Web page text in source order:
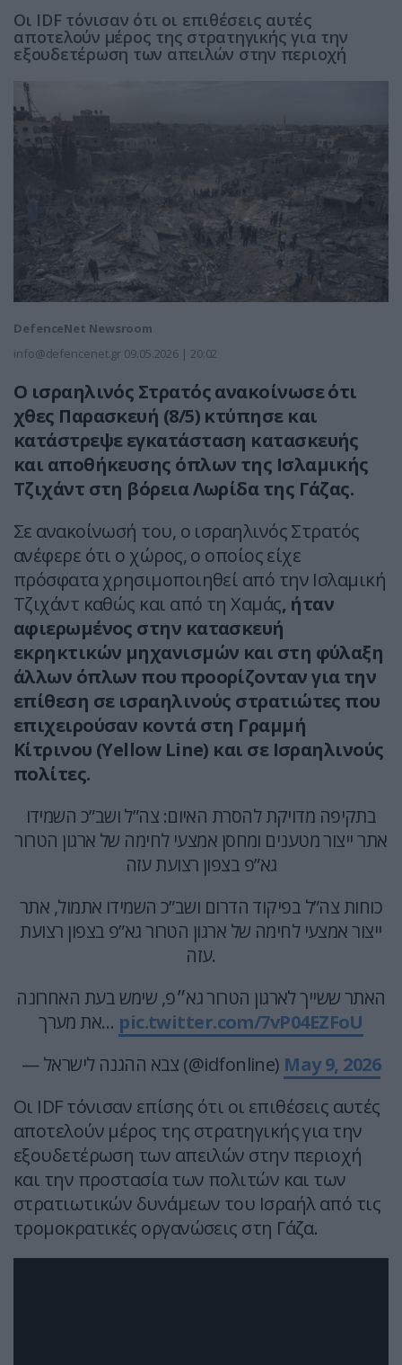
Οι IDF τόνισαν ότι οι επιθέσεις αυτές
αποτελούν μέρος της στρατηγικής για την
εξουδετέρωση των απειλών στην περιοχή
DefenceNet Newsroom
info@defencenet.gr 09.05.2026 | 20:02
Ο ισραηλινός Στρατός ανακοίνωσε ότι
χθες Παρασκευή (8/5) κτύπησε και
κατάστρεψε εγκατάσταση κατασκευής
και αποθήκευσης όπλων της Ισλαμικής
Τζιχάντ στη βόρεια Λωρίδα της Γάζας.
Σε ανακοίνωσή του, ο ισραηλινός Στρατός
ανέφερε ότι ο χώρος, ο οποίος είχε
πρόσφατα χρησιμοποιηθεί από την Ισλαμική
Τζιχάντ καθώς και από τη Χαμάς, ήταν
αφιερωμένος στην κατασκευή
εκρηκτικών μηχανισμών και στη φύλαξη
άλλων όπλων που προορίζονταν για την
επίθεση σε ισραηλινούς στρατιώτες που
επιχειρούσαν κοντά στη Γραμμή
Κίτρινου (Yellow Line) και σε Ισραηλινούς
πολίτες.
בתקיפה מדויקת להסרת האיום: צה”ל ושב”כ השמידו
אתר ייצור מטענים ומחסן אמצעי לחימה של ארגון הטרור
גא”פ בצפון רצועת עזה
כוחות צה”ל בפיקוד הדרום ושב”כ השמידו אתמול, אתר
ייצור אמצעי לחימה של ארגון הטרור גא”פ בצפון רצועת
עזה.
האתר ששייך לארגון הטרור גא״פ, שימש בעת האחרונה
את מערך… pic.twitter.com/7vP04EZFoU
— צבא ההגנה לישראל (@idfonline) May 9, 2026
Οι IDF τόνισαν επίσης ότι οι επιθέσεις αυτές
αποτελούν μέρος της στρατηγικής για την
εξουδετέρωση των απειλών στην περιοχή
και την προστασία των πολιτών και των
στρατιωτικών δυνάμεων του Ισραήλ από τις
τρομοκρατικές οργανώσεις στη Γάζα.